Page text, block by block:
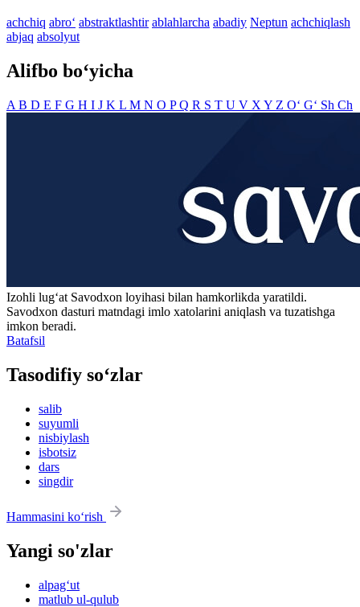
achchiq abro‘ abstraktlashtir ablahlarcha abadiy Neptun achchiqlash
abjaq absolyut
Alifbo bo‘yicha
A B D E F G H I J K L M N O PQ R S T U V X Y Z O‘ G‘ Sh Ch
Izohli lugʻat Savodxon loyihasi bilan hamkorlikda yaratildi.
Savodxon dasturi matndagi imlo xatolarini aniqlash va tuzatishga
imkon beradi.
Batafsil
Tasodifiy so‘zlar
salib
suyumli
nisbiylash
isbotsiz
dars
singdir
Hammasini ko‘rish
Yangi so'zlar
alpag‘ut
matlub ul-qulub